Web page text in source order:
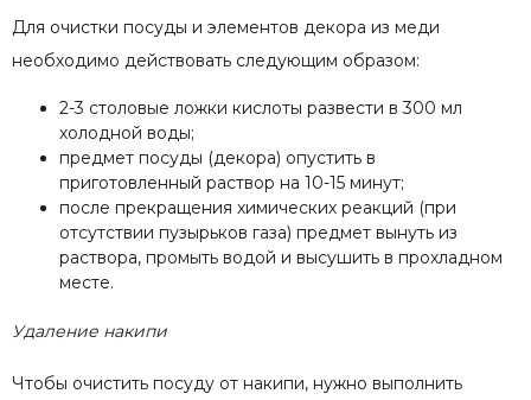
Для очистки посуды и элементов декора из меди
необходимо действовать следующим образом:
2-3 столовые ложки кислоты развести в 300 мл
холодной воды;
предмет посуды (декора) опустить в
приготовленный раствор на 10-15 минут;
после прекращения химических реакций (при
отсутствии пузырьков газа) предмет вынуть из
раствора, промыть водой и высушить в прохладном
месте.
Удаление накипи
Чтобы очистить посуду от накипи, нужно выполнить